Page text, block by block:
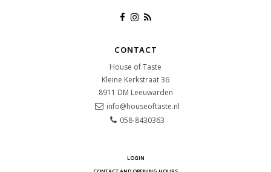
CONTACT
House of Taste
Kleine Kerkstraat 36
8911 DM Leeuwarden
info@houseoftaste.nl
058-8430363
LOGIN